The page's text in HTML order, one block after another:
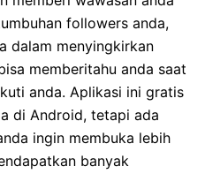
followers anda,
dalam menyingkirkan
memberitahu anda saat
anda. Aplikasi ini gratis
di Android, tetapi ada
ingin membuka lebih
banyak